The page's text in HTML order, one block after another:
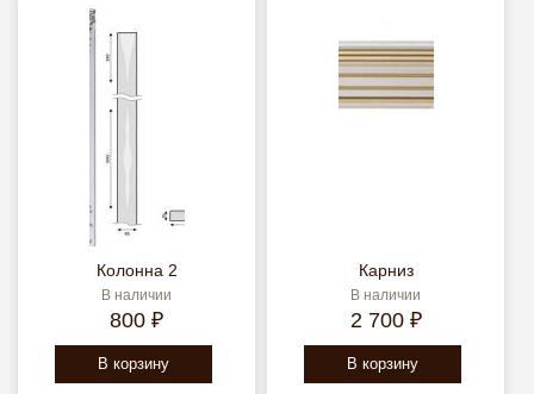
Колонна 2
В наличии
800 ₽
В корзину
Карниз
В наличии
2 700 ₽
В корзину